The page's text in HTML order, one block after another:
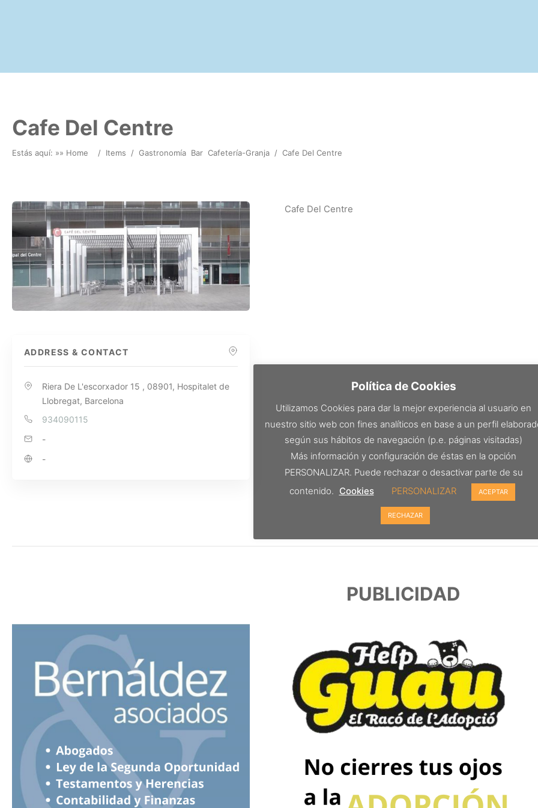
Cafe Del Centre
Estás aquí: »» Home / Items / Gastronomía Bar Cafetería-Granja / Cafe Del Centre
ADDRESS & CONTACT
Riera De L'escorxador 15 , 08901, Hospitalet de
Llobregat, Barcelona
934090115
-
-
Cafe Del Centre
PUBLICIDAD
Política de Cookies
Utilizamos Cookies para dar la mejor experiencia al usuario en
nuestro sitio web con fines analíticos en base a un perfil
según sus hábitos de navegación (p.e. páginas visitadas)
Más información y configuración de éstas en la opción
PERSONALIZAR. Puede rechazar o desactivar parte de su
contenido. Cookies PERSONALIZAR ACEPTAR
RECHAZAR